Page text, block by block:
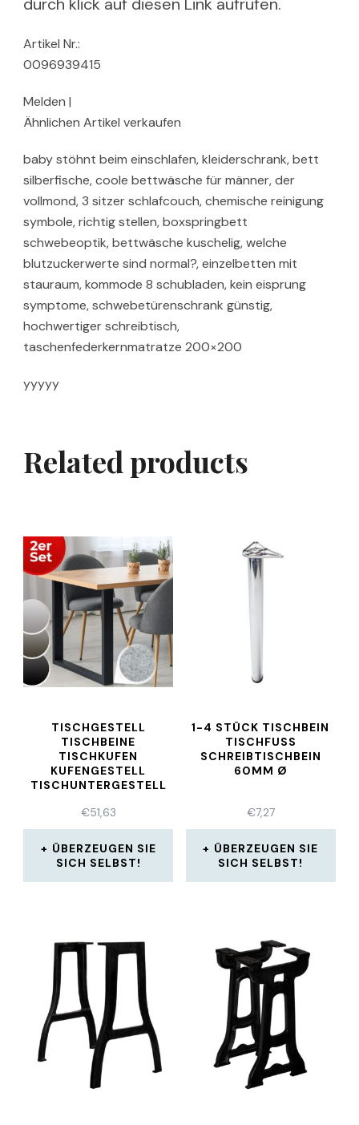
Artikel Nr.:
0096939415
Melden |
Ähnlichen Artikel verkaufen
baby stöhnt beim einschlafen, kleiderschrank, bett
silberfische, coole bettwäsche für männer, der
vollmond, 3 sitzer schlafcouch, chemische reinigung
symbole, richtig stellen, boxspringbett
schwebeoptik, bettwäsche kuschelig, welche
blutzuckerwerte sind normal?, einzelbetten mit
stauraum, kommode 8 schubladen, kein eisprung
symptome, schwebetürenschrank günstig,
hochwertiger schreibtisch,
taschenfederkernmatratze 200×200
yyyyy
Related products
TISCHGESTELL
TISCHBEINE
TISCHKUFEN
KUFENGESTELL
TISCHUNTERGESTELL
€51,63
ÜBERZEUGEN SIE
SICH SELBST!
1-4 STÜCK TISCHBEIN
TISCHFUSS
SCHREIBTISCHBEIN
60MM Ø
€7,27
ÜBERZEUGEN SIE
SICH SELBST!